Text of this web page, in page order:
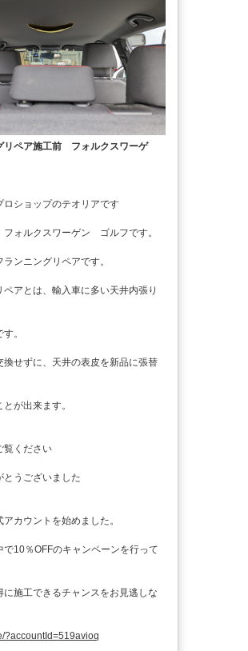
リペア施工前 フォルクスワーゲ
ロショップのテオリアです
フォルクスワーゲン ゴルフです。
ンニングリペアです。
ペアとは、輸入車に多い天井内張り
。
換せずに、天井の表皮を新品に張替
が出来ます。
覧ください
とうございました
カウントを始めました。
で10％OFFのキャンペーンを行って
に施工できるチャンスをお見逃しな
?accountId=519avioq